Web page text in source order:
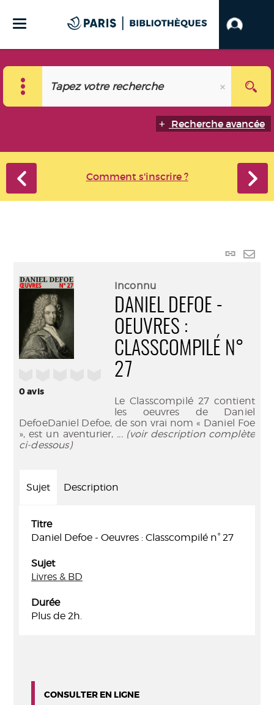
Recherche avancée
Comment s'inscrire ?
Lien
0avis
Inconnu
DANIEL DEFOE -
OEUVRES :
CLASSCOMPILÉ N°
27
Le Classcompilé 27 contient
les oeuvres de Daniel
DefoeDaniel Defoe, de son vrai nom « Daniel Foe
», est un aventurier, ... (voir description complète
ci-dessous)
Sujet Description
Titre
Daniel Defoe - Oeuvres : Classcompilé n° 27
Sujet
Livres & BD
Durée
Plus de 2h.
CONSULTER EN LIGNE